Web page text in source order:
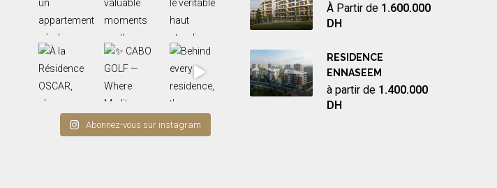
Abonnez-vous sur instagram
À Partir de 1.600.000
DH
RESIDENCE
ENNASEEM
à partir de 1.400.000
DH